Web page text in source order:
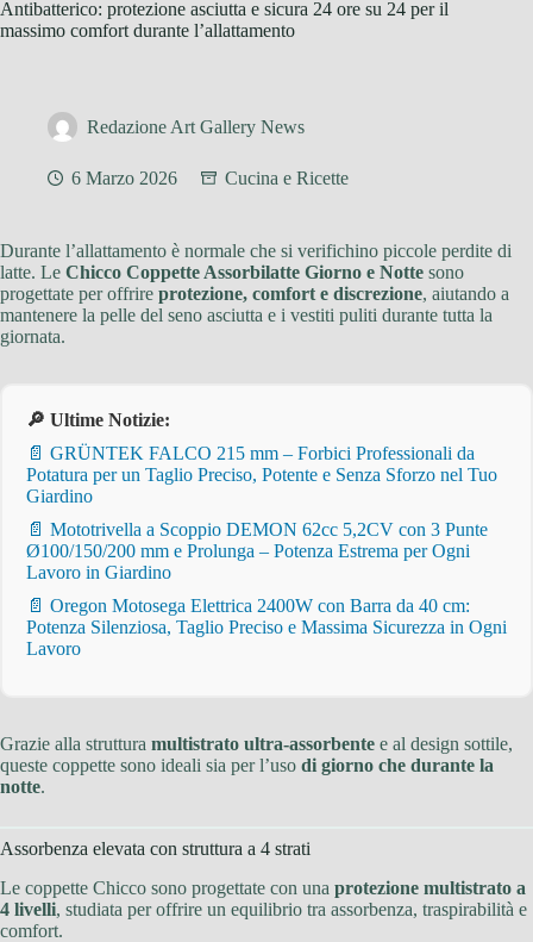
Antibatterico: protezione asciutta e sicura 24 ore su 24 per il
massimo comfort durante l’allattamento
Redazione Art Gallery News
6 Marzo 2026 Cucina e Ricette
Durante l’allattamento è normale che si verifichino piccole perdite di
latte. Le Chicco Coppette Assorbilatte Giorno e Notte sono
progettate per offrire protezione, comfort e discrezione, aiutando a
mantenere la pelle del seno asciutta e i vestiti puliti durante tutta la
giornata.
🔎 Ultime Notizie:
📄 GRÜNTEK FALCO 215 mm – Forbici Professionali da
Potatura per un Taglio Preciso, Potente e Senza Sforzo nel Tuo
Giardino
📄 Mototrivella a Scoppio DEMON 62cc 5,2CV con 3 Punte
Ø100/150/200 mm e Prolunga – Potenza Estrema per Ogni
Lavoro in Giardino
📄 Oregon Motosega Elettrica 2400W con Barra da 40 cm:
Potenza Silenziosa, Taglio Preciso e Massima Sicurezza in Ogni
Lavoro
Grazie alla struttura multistrato ultra-assorbente e al design sottile,
queste coppette sono ideali sia per l’uso di giorno che durante la
notte.
Assorbenza elevata con struttura a 4 strati
Le coppette Chicco sono progettate con una protezione multistrato a
4 livelli, studiata per offrire un equilibrio tra assorbenza, traspirabilità e
comfort.